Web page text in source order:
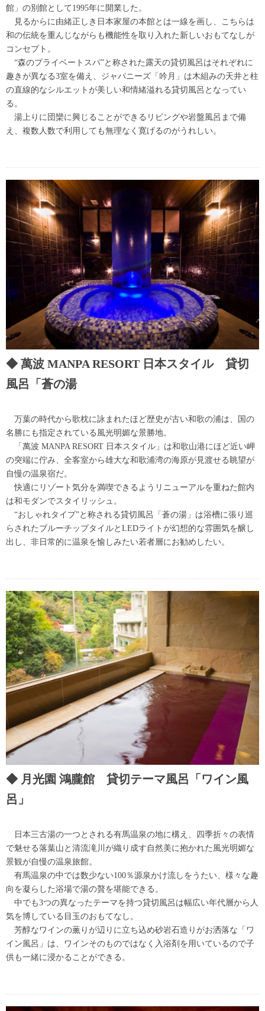
館」の別館として1995年に開業した。
見るからに由緒正しき日本家屋の本館とは一線を画し、こちらは
和の伝統を重んじながらも機能性を取り入れた新しいおもてなしが
コンセプト。
“森のプライベートスパ”と称された露天の貸切風呂はそれぞれに
趣きが異なる3室を備え、ジャパニーズ「吟月」は木組みの天井と柱
の直線的なシルエットが美しい和情緒溢れる貸切風呂となってい
る。
湯上りに団欒に興じることができるリビングや岩盤風呂まで備
え、複数人数で利用しても無理なく寛げるのがうれしい。
萬波 MANPA RESORT 日本スタイル 貸切
風呂「蒼の湯
万葉の時代から歌枕に詠まれたほど歴史が古い和歌の浦は、国の
名勝にも指定されている風光明媚な景勝地。
「萬波 MANPA RESORT 日本スタイル」は和歌山港にほど近い岬
の突端に佇み、全客室から雄大な和歌浦湾の海原が見渡せる眺望が
自慢の温泉宿だ。
快適にリゾート気分を満喫できるようリニューアルを重ねた館内
は和モダンでスタイリッシュ。
“おしゃれタイプ”と称される貸切風呂「蒼の湯」は浴槽に張り巡
らされたブルーチップタイルとLEDライトが幻想的な雰囲気を醸し
出し、非日常的に温泉を愉しみたい若者層にお勧めしたい。
月光園 鴻朧館 貸切テーマ風呂「ワイン風
呂」
日本三古湯の一つとされる有馬温泉の地に構え、四季折々の表情
で魅せる落葉山と清流滝川が織り成す自然美に抱かれた風光明媚な
景観が自慢の温泉旅館。
有馬温泉の中では数少ない100％源泉かけ流しをうたい、様々な趣
向を凝らした浴場で湯の贅を堪能できる。
中でも3つの異なったテーマを持つ貸切風呂は幅広い年代層から人
気を博している目玉のおもてなし。
芳醇なワインの薫りが辺りに立ち込め砂岩石造りがお洒落な「ワ
イン風呂」は、ワインそのものではなく入浴剤を用いているので子
供も一緒に浸かることができる。